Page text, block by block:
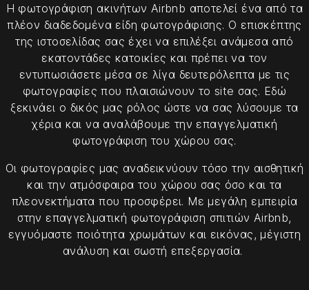
Η φωτογράφιση ακινήτων Airbnb αποτελεί ένα από τα
πλέον διαδεδομένα είδη φωτογράφισης. Ο επισκέπτης
της ιστοσελίδας σας έχει να επιλέξει ανάμεσα από
εκατοντάδες κατοικίες και πρέπει να τον
εντυπωσιάσετε μέσα σε λίγα δευτερόλεπτα με τις
φωτογραφίες που πλαισιώνουν το site σας. Εδώ
ξεκινάει ο δικός μας ρόλος ώστε να σας λύσουμε τα
χέρια και να αναλάβουμε την επαγγελματική
φωτογράφιση του χώρου σας.
Οι φωτογραφίες μας αναδεικνύουν τόσο την αισθητική
και την ατμόσφαιρα του χώρου σας όσο και τα
πλεονεκτήματα που προσφέρει. Με μεγάλη εμπειρία
στην επαγγελματική φωτογράφιση σπιτιών Airbnb,
εγγυόμαστε ποιότητα χρωμάτων και εικόνας, μέγιστη
ανάλυση και σωστή επεξεργασία.